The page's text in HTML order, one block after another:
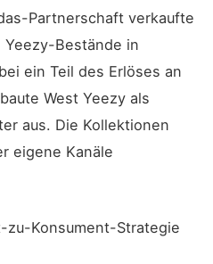
Partnerschaft verkaufte
Bestände in
ein Teil des Erlöses an
West Yeezy als
aus. Die Kollektionen
eigene Kanäle
zu-Konsument-Strategie